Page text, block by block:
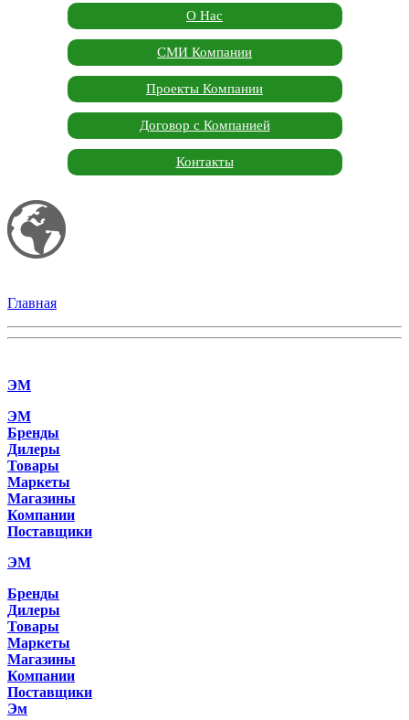
О Нас
СМИ Компании
Проекты Компании
Договор с Компанией
Контакты
Главная
ЭМ
ЭМ
Бренды
Дилеры
Товары
Маркеты
Магазины
Компании
Поставщики
ЭМ
Бренды
Дилеры
Товары
Маркеты
Магазины
Компании
Поставщики
Эм